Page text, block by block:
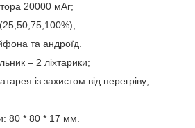
20000 мАг;
(25,50,75,100%);
та андроїд.
– 2 ліхтарики;
із захистом від перегріву;
80 * 80 * 17 мм.